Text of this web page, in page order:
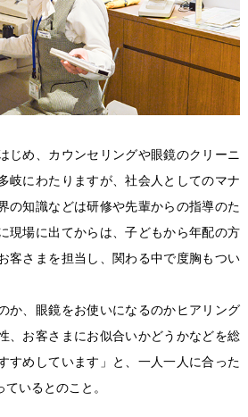
じめ、カウンセリングや眼鏡のクリーニ
岐にわたりますが、社会人としてのマナ
の知識などは研修や先輩からの指導のた
現場に出てからは、子どもから年配の方
客さまを担当し、関わる中で度胸もつい
か、眼鏡をお使いになるのかヒアリング
、お客さまにお似合いかどうかなどを総
すめしています」と、一人一人に合った
いるとのこと。